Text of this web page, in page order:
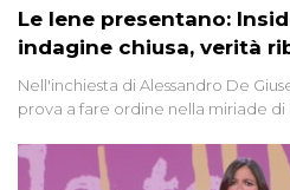
Le Iene presentano:
indagine chiusa, verità
Nell'inchiesta di Alessandro De
prova a fare ordine nella miriade
giudiziarie più discusse degli ultimi
vicenda mettendo in fila